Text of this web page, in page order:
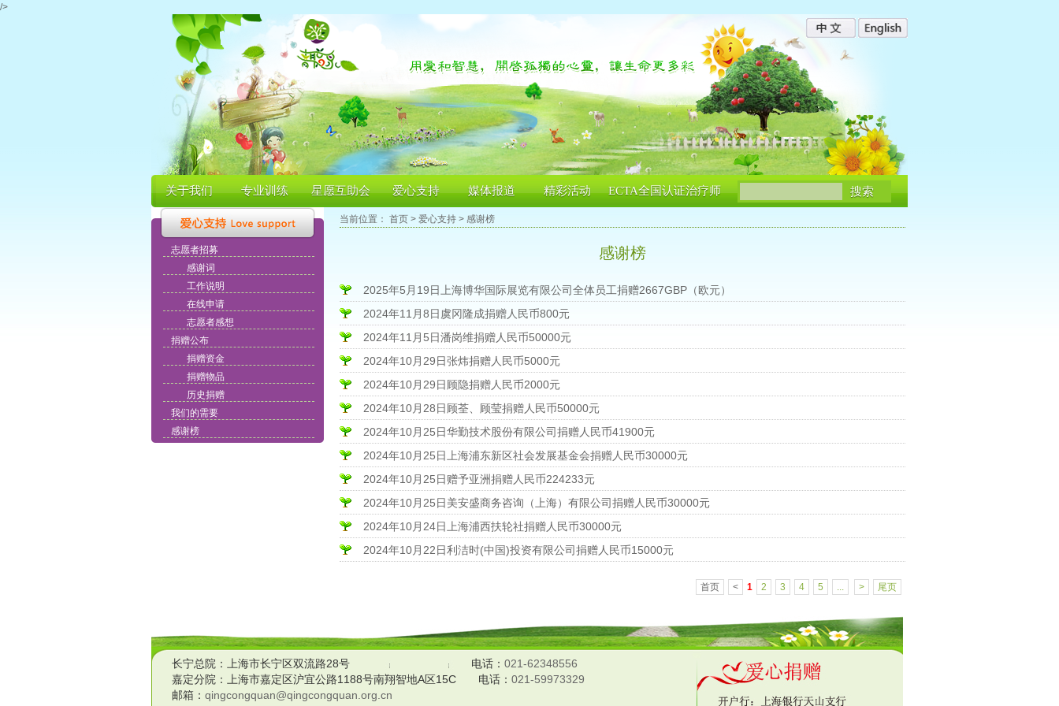
/>
关于我们 专业训练 星愿互助会 爱心支持 媒体报道 精彩活动 ECTA全国认证治疗师 搜索
志愿者招募
感谢词
工作说明
在线申请
志愿者感想
捐赠公布
捐赠资金
捐赠物品
历史捐赠
我们的需要
感谢榜
当前位置： 首页 > 爱心支持 > 感谢榜
感谢榜
2025年5月19日上海博华国际展览有限公司全体员工捐赠2667GBP（欧元）
2024年11月8日虞冈隆成捐赠人民币800元
2024年11月5日潘岗维捐赠人民币50000元
2024年10月29日张炜捐赠人民币5000元
2024年10月29日顾隐捐赠人民币2000元
2024年10月28日顾荃、顾莹捐赠人民币50000元
2024年10月25日华勤技术股份有限公司捐赠人民币41900元
2024年10月25日上海浦东新区社会发展基金会捐赠人民币30000元
2024年10月25日赠予亚洲捐赠人民币224233元
2024年10月25日美安盛商务咨询（上海）有限公司捐赠人民币30000元
2024年10月24日上海浦西扶轮社捐赠人民币30000元
2024年10月22日利洁时(中国)投资有限公司捐赠人民币15000元
首页 < 1 2 3 4 5 ... > 尾页
长宁总院：上海市长宁区双流路28号 电话： 021-62348556
嘉定分院：上海市嘉定区沪宜公路1188号南翔智地A区15C 电话： 021-59973329
邮箱： qingcongquan@qingcongquan.org.cn